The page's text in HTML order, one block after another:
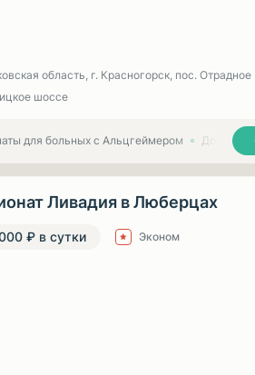
область, г. Красногорск, пос. Отрадное
шоссе
для больных с Альцгеймером Дома
Ливадия в Люберцах
₽ в сутки
Эконом